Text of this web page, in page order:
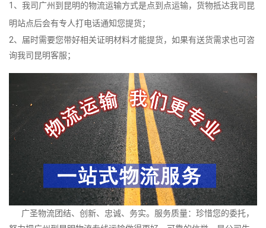
1、我司广州到昆明的物流运输方式是点到点运输，货物抵达我司昆
明站点后会有专人打电话通知您提货；
2、届时需要您带好相关证明材料才能提货，如果有送货需求也可咨
询我司昆明客服；
广圣物流团结、创新、忠诚、务实。服务质量：珍惜您的委托，